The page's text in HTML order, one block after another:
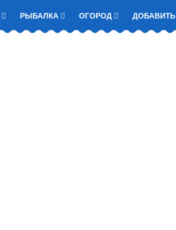
РЫБАЛКА ОГОРОД ДОБАВИТЬ